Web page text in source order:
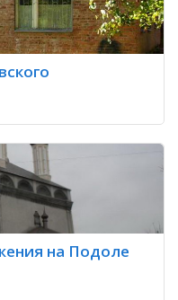
на Подоле